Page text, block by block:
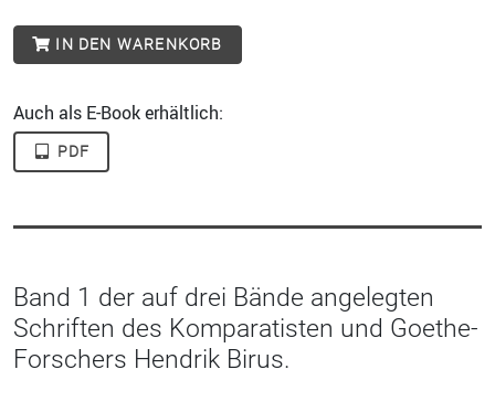
IN DEN WARENKORB
Auch als E-Book erhältlich:
PDF
Band 1 der auf drei Bände angelegten
Schriften des Komparatisten und Goethe-
Forschers Hendrik Birus.